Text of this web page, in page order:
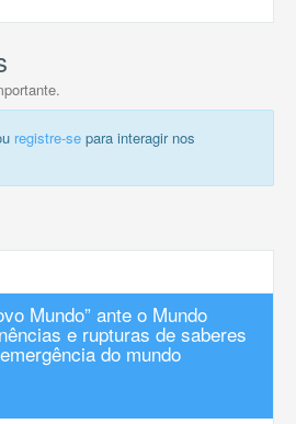
registre-se para interagir nos
Mundo” ante o Mundo
e rupturas de saberes
do mundo